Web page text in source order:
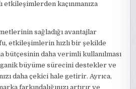
etkileşimlerden kaçınmanıza
sağladığı avantajlar
etkileşimlerin hızlı bir şekilde
bütçesinin daha verimli kullanılması
büyüme sürecini destekler ve
daha çekici hale getirir. Ayrıca,
farkındalığınızı artırır ve